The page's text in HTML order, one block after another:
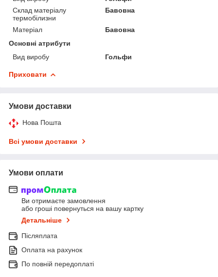
Склад матеріалу
термобілизни
Бавовна
Матеріал
Бавовна
Основні атрибути
Вид виробу
Гольфи
Приховати
Умови доставки
Нова Пошта
Всі умови доставки
Умови оплати
Ви отримаєте замовлення
або гроші повернуться на вашу картку
Детальніше
Післяплата
Оплата на рахунок
По повній передоплаті